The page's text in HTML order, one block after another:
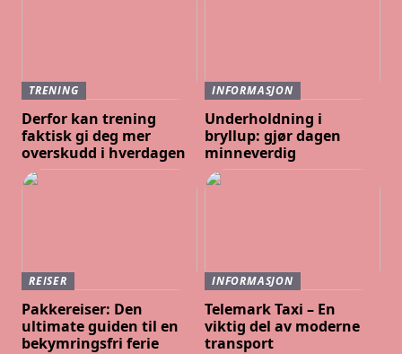
TRENING
Derfor kan trening
faktisk gi deg mer
overskudd i hverdagen
INFORMASJON
Underholdning i
bryllup: gjør dagen
minneverdig
REISER
Pakkereiser: Den
ultimate guiden til en
bekymringsfri ferie
INFORMASJON
Telemark Taxi – En
viktig del av moderne
transport